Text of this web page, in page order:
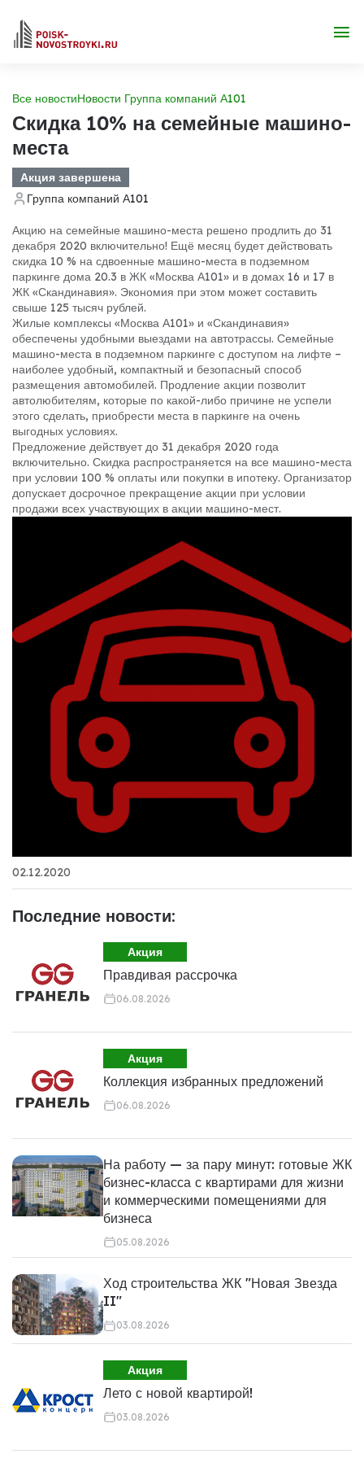
Все новостиНовости Группа компаний А101
Скидка 10% на семейные машино-
места
Акция завершена
Группа компаний А101
Акцию на семейные машино-места решено продлить до 31
декабря 2020 включительно! Ещё месяц будет действовать
скидка 10 % на сдвоенные машино-места в подземном
паркинге дома 20.3 в ЖК «Москва А101» и в домах 16 и 17 в
ЖК «Скандинавия». Экономия при этом может составить
свыше 125 тысяч рублей.
Жилые комплексы «Москва А101» и «Скандинавия»
обеспечены удобными выездами на автотрассы. Семейные
машино-места в подземном паркинге с доступом на лифте –
наиболее удобный, компактный и безопасный способ
размещения автомобилей. Продление акции позволит
автолюбителям, которые по какой-либо причине не успели
этого сделать, приобрести места в паркинге на очень
выгодных условиях.
Предложение действует до 31 декабря 2020 года
включительно. Скидка распространяется на все машино-места
при условии 100 % оплаты или покупки в ипотеку. Организатор
допускает досрочное прекращение акции при условии
продажи всех участвующих в акции машино-мест.
02.12.2020
Последние новости:
Акция
Правдивая рассрочка
06.08.2026
Акция
Коллекция избранных предложений
06.08.2026
На работу — за пару минут: готовые ЖК
бизнес-класса с квартирами для жизни
и коммерческими помещениями для
бизнеса
05.08.2026
Ход строительства ЖК "Новая Звезда
II"
03.08.2026
Акция
Лето с новой квартирой!
03.08.2026